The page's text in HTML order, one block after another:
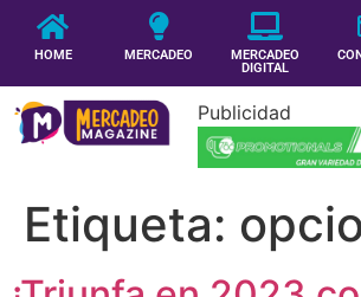
HOME MERCADEO
MERCADEO
DIGITAL
Publicidad
Etiqueta: